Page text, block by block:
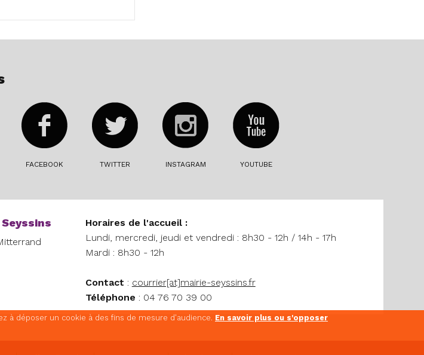
à déposer un cookie à des fins de mesure d'audience. En savoir plus ou s'opposer
FACEBOOK TWITTER INSTAGRAM YOUTUBE
Horaires de l'accueil :
Lundi, mercredi, jeudi et vendredi : 8h30 - 12h / 14h - 17h
Mardi : 8h30 - 12h
Contact : courrier[at]mairie-seyssins.fr
Téléphone : 04 76 70 39 00